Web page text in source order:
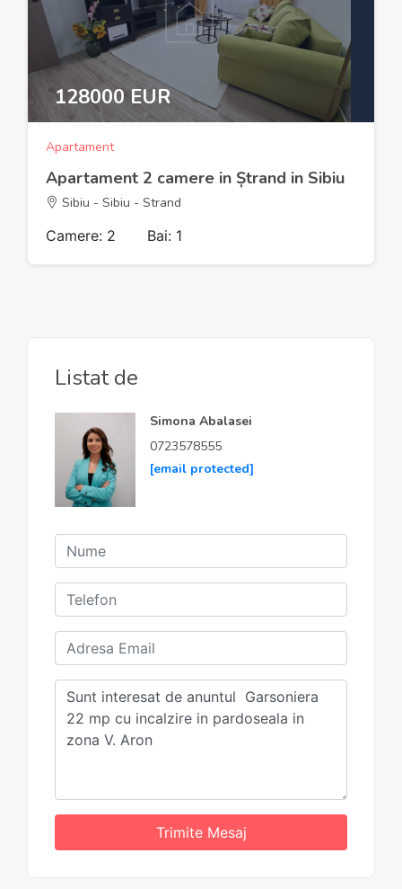
128000 EUR
Apartament
Apartament 2 camere in Ștrand in Sibiu
Sibiu - Sibiu - Strand
Camere: 2 Bai: 1
Listat de
Simona Abalasei
0723578555
[email protected]
Trimite Mesaj